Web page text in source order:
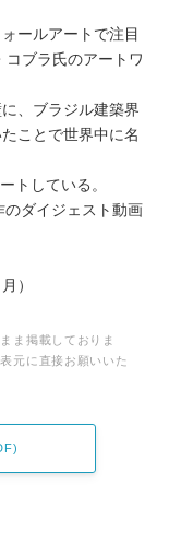
ールアートで注目
ブラ氏のアートワ
、ブラジル建築界
ことで世界中に名
トしている。
ダイジェスト動画
）
ま掲載しておりま
元に直接お願いいた